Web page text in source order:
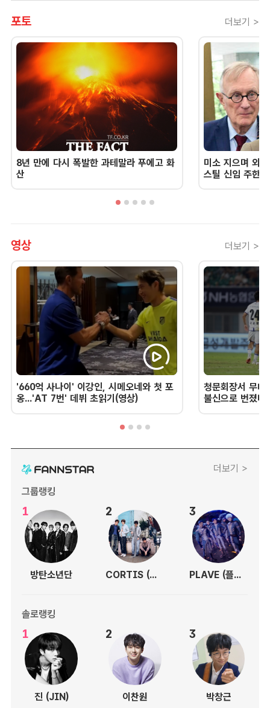
포토 더보기 >
8년 만에 다시 폭발한 과테말라 푸에고 화
산
미소 지으며 외
스틸 신임 주한
영상 더보기 >
'660억 사나이' 이강인, 시메오네와 첫 포
옹...'AT 7번' 데뷔 초읽기(영상)
청문회장서 무너
불신으로 번졌
더보기 >
그룹랭킹
1
방탄소년단
2
CORTIS (코르티스)
3
PLAVE (플레이브)
솔로랭킹
1
진 (JIN)
2
이찬원
3
박창근